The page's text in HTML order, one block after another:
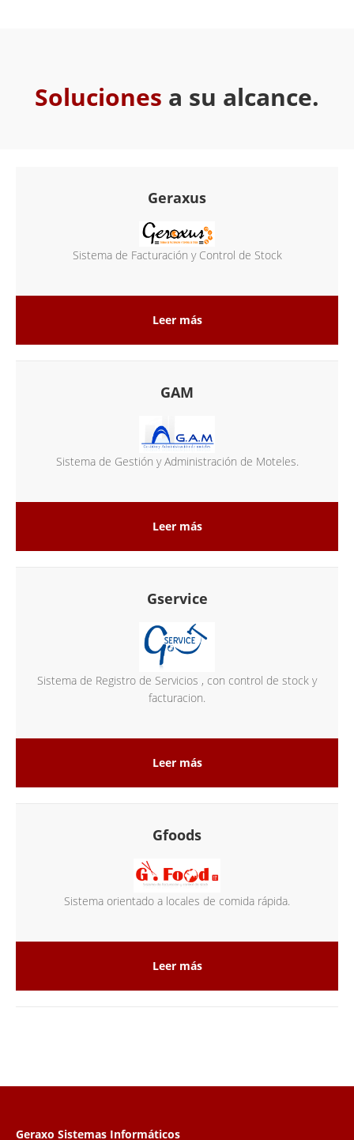
Soluciones a su alcance.
Geraxus
Sistema de Facturación y Control de Stock
Leer más
GAM
Sistema de Gestión y Administración de Moteles.
Leer más
Gservice
Sistema de Registro de Servicios , con control de stock y
facturacion.
Leer más
Gfoods
Sistema orientado a locales de comida rápida.
Leer más
Geraxo Sistemas Informáticos